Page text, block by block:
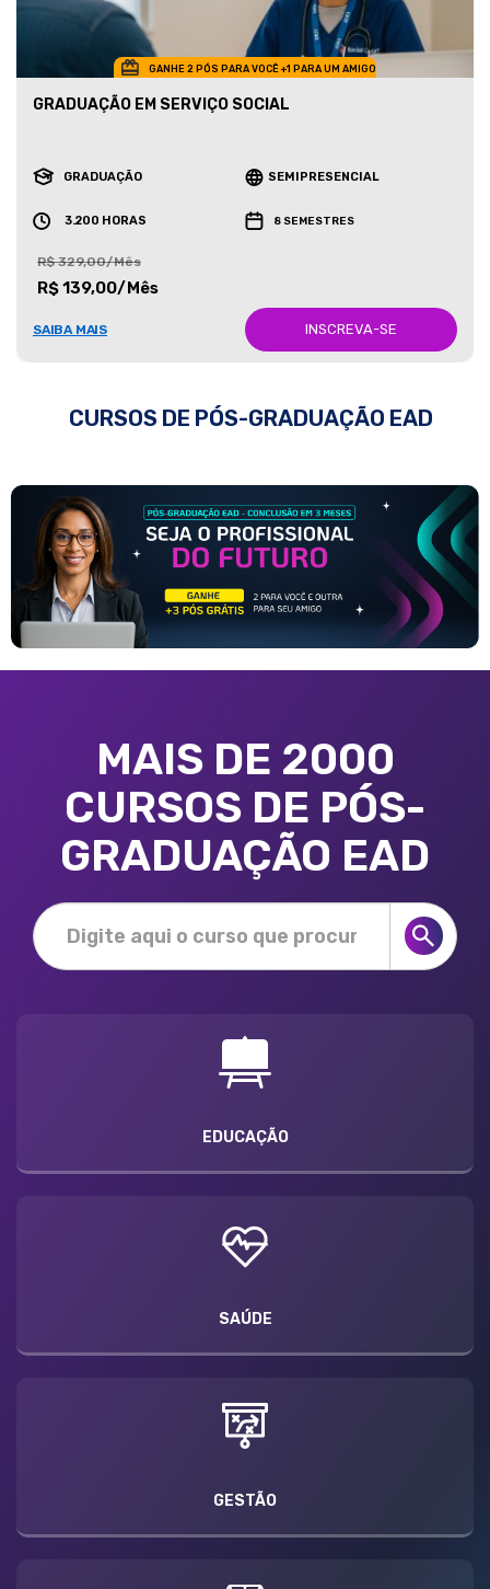
GANHE 2 PÓS PARA VOCÊ +1 PARA UM AMIGO
GRADUAÇÃO EM SERVIÇO SOCIAL
GRADUAÇÃO SEMIPRESENCIAL
3.200 HORAS 8 SEMESTRES
R$ 329,00/Mês
R$ 139,00/Mês
SAIBA MAIS INSCREVA-SE
CURSOS DE PÓS-GRADUAÇÃO EAD
MAIS DE 2000
CURSOS DE PÓS-
GRADUAÇÃO EAD
EDUCAÇÃO
SAÚDE
GESTÃO